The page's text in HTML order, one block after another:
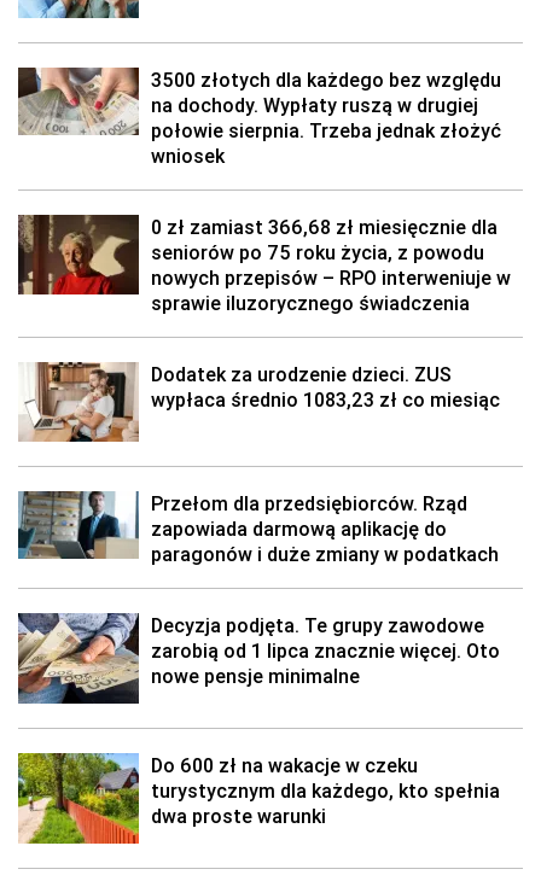
3500 złotych dla każdego bez względu
na dochody. Wypłaty ruszą w drugiej
połowie sierpnia. Trzeba jednak złożyć
wniosek
0 zł zamiast 366,68 zł miesięcznie dla
seniorów po 75 roku życia, z powodu
nowych przepisów – RPO interweniuje w
sprawie iluzorycznego świadczenia
Dodatek za urodzenie dzieci. ZUS
wypłaca średnio 1083,23 zł co miesiąc
Przełom dla przedsiębiorców. Rząd
zapowiada darmową aplikację do
paragonów i duże zmiany w podatkach
Decyzja podjęta. Te grupy zawodowe
zarobią od 1 lipca znacznie więcej. Oto
nowe pensje minimalne
Do 600 zł na wakacje w czeku
turystycznym dla każdego, kto spełnia
dwa proste warunki